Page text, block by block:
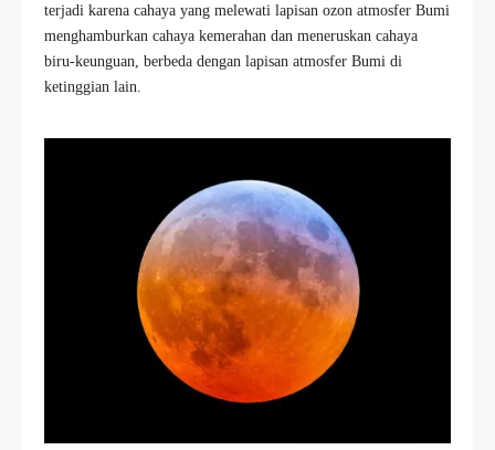
terjadi karena cahaya yang melewati lapisan ozon atmosfer Bumi
menghamburkan cahaya kemerahan dan meneruskan cahaya
biru-keunguan, berbeda dengan lapisan atmosfer Bumi di
ketinggian lain.